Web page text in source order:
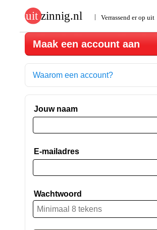
Maak een account aan
Waarom een account?
Jouw naam
E-mailadres
Wachtwoord